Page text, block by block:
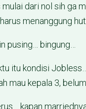
dari nol sih ga
menanggung
pusing… bingung…
itu kondisi
mau kepala 3,
kapan